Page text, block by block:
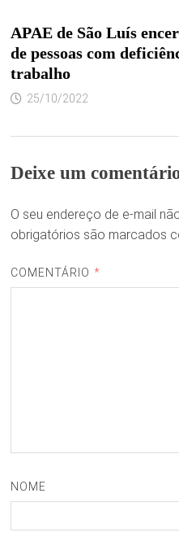
APAE de São Luís
de pessoas com
trabalho
25/10/2022
Deixe um
O seu endereço de e-mail
obrigatórios são marcados
COMENTÁRIO *
NOME